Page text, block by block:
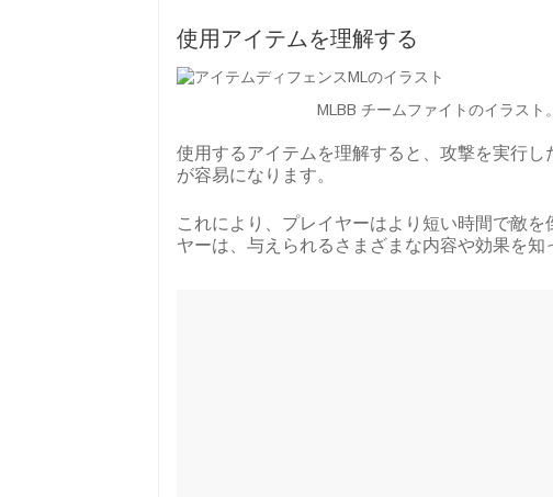
使用アイテムを理解する
MLBB チームファイトのイラス
使用するアイテムを理解すると、攻撃を実行
が容易になります。
これにより、プレイヤーはより短い時間で敵
ヤーは、与えられるさまざまな内容や効果を知